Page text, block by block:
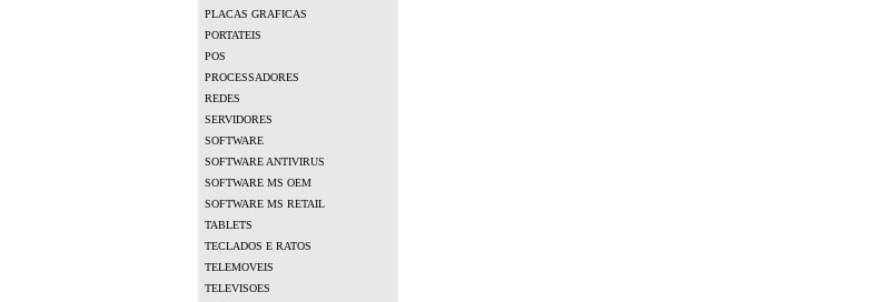
PLACAS GRAFICAS
PORTATEIS
POS
PROCESSADORES
REDES
SERVIDORES
SOFTWARE
SOFTWARE ANTIVIRUS
SOFTWARE MS OEM
SOFTWARE MS RETAIL
TABLETS
TECLADOS E RATOS
TELEMOVEIS
TELEVISOES